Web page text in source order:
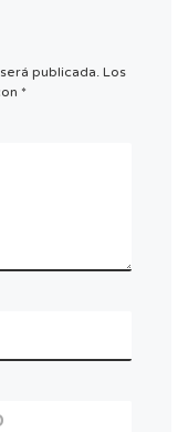
publicada. Los
*